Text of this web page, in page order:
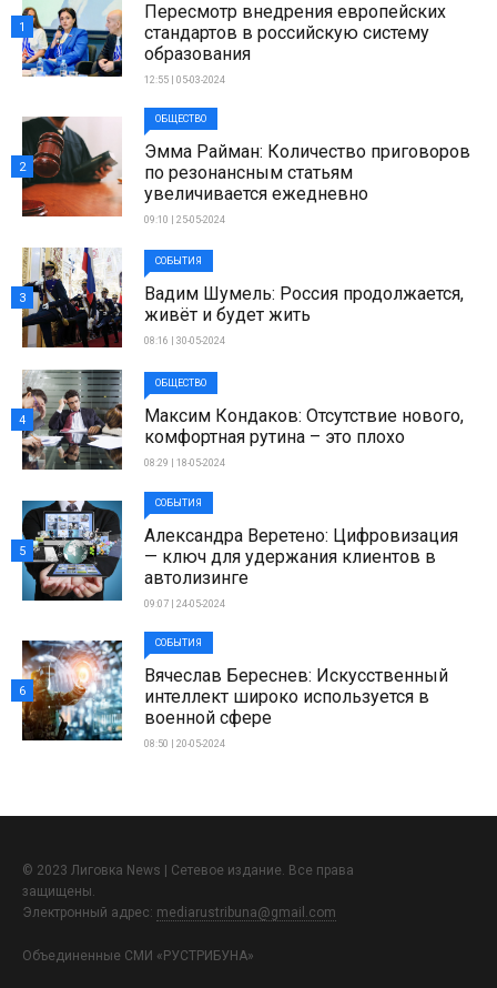
Пересмотр внедрения европейских
стандартов в российскую систему
образования
12:55 | 05-03-2024
1
ОБЩЕСТВО
Эмма Райман: Количество приговоров
по резонансным статьям
увеличивается ежедневно
09:10 | 25-05-2024
2
СОБЫТИЯ
Вадим Шумель: Россия продолжается,
живёт и будет жить
08:16 | 30-05-2024
3
ОБЩЕСТВО
Максим Кондаков: Отсутствие нового,
комфортная рутина – это плохо
08:29 | 18-05-2024
4
СОБЫТИЯ
Александра Веретено: Цифровизация
— ключ для удержания клиентов в
автолизинге
09:07 | 24-05-2024
5
СОБЫТИЯ
Вячеслав Береснев: Искусственный
интеллект широко используется в
военной сфере
08:50 | 20-05-2024
6
© 2023 Лиговка News | Сетевое издание. Все права
защищены.
Электронный адрес: mediarustribuna@gmail.com
Объединенные СМИ «РУСТРИБУНА»